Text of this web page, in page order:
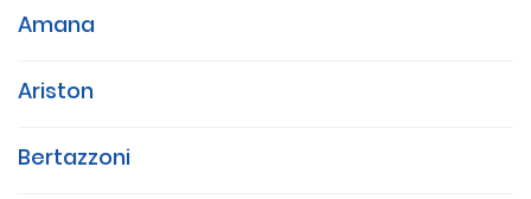
Amana
Ariston
Bertazzoni